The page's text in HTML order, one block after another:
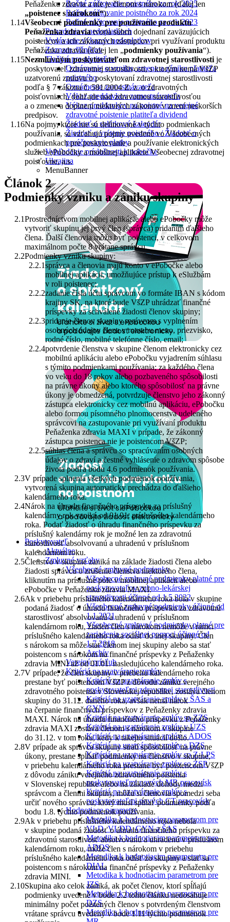
Ročné zúčtovanie poistného za rok 2025
Ročné zúčtovanie poistného za rok 2024
Ročné zúčtovanie poistného za rok 2023
Potvrdenia o nedoplatkoch
Vydávanie výkazov nedoplatkov
Zoznam dlžníkov
Tlačivá pre platiteľov
Oznámenie o vzniku, zmene a zániku platiteľa
poistného
Oznámenie zamestnávateľa
Výkaz preddavkov zamestnávateľa
Výkaz preddavkov na poistné na verejné
zdravotné poistenie platiteľa dividend
Žiadosť o splátkový kalendár
Žiadosť o vrátenie poistného / Žiadosť o
preúčtovanie platby
Vyhľadanie príslušnosti k pobočke
Ukrajina
MenuBanner
Poskytovateľ
Aktuálne
Zmluvné vzťahy
Všeobecné zmluvné podmienky
Všeobecné zmluvné podmienky platné pre
poskytovateľov zubno-lekárskej
starostlivosti účinné od 1.5.2022
Všeobecné zmluvné podmienky účinné od
1.1.2021
Všeobecné zmluvné podmienky platné pre
zariadenia sociálnej pomoci účinné od
1.7.2018
Archív
Verejný prísľub
Kritériá na uzatváranie zmlúv
Kritériá na uzatváranie zmlúv s
poskytovateľmi zdravotnej starostlivosti
Kritériá na uzatváranie zmlúv v ŠAS a
GYN
Kritériá na uzatváranie zmlúv so ZZS
Kritériá na uzatváranie zmlúv v ÚZS
Kritériá na uzatváranie zmlúv s ADOS
Kritériá na uzatváranie zmlúv s DZS
Kritériá na uzatváranie zmlúv so Z-LPS
Kritériá na uzatváranie zmlúv so ZSP
Kritériá na uzatváranie zmlúv s
poskytovateľmi nových MR pracovísk
Kritériá na uzatváranie zmlúv s
poskytovateľmi nových CT pracovísk
Hodnotiace parametre
Metodika k hodnotiacim parametrom pre
VLD, VLDD, GYN a ŠAS
Metodika k hodnotiacim parametrom pre
ADOS
Metodika k hodnotiacim parametrom pre
DIAL
Metodika k hodnotiacim parametrom pre
JZS
Metodika k hodnotiacim parametrom pre
DZS
Metodika k hodnotiacim parametrom pre
Peňaženku zdravia a nie je členom s nárokom (ďalej len
„poistenec s nárokom“).
Všeobecné podmienky pre používanie produktu
Peňaženka zdraviatvoria súhrn dojednaní zaväzujúcich
poistencov a ich zákonných zástupcov pri využívaní produktu
Peňaženka zdravia (ďalej len „podmienky používania“).
Nezmluvným poskytovateľom zdravotnej starostlivosti je
poskytovateľ zdravotnej starostlivosti, s ktorým nemá VšZP
uzatvorenú zmluvu o poskytovaní zdravotnej starostlivosti
podľa § 7 zákona č. 581/2004 Z. z. o zdravotných
poisťovniach, dohľade nad zdravotnou starostlivosťou
a o zmene a doplnení niektorých zákonov v znení neskorších
predpisov.
Na pojmy, ktoré nie sú definované v týchto podmienkach
používania, sa vzťahujú pojmy uvedené vo Všeobecných
podmienkach pre poskytovanie a používanie elektronických
služieb ePobočky a mobilnej aplikácie Všeobecnej zdravotnej
poisťovne, a.s.
Článok 2
Podmienky vzniku a zániku skupiny
Prostredníctvom mobilnej aplikácie alebo ePobočky môže
vytvoriť skupinu jej prvý člen (správca) pridaním ďalšieho
člena. Ďalší členovia môžu byť poistenci, v celkovom
maximálnom počte 8 vrátane správcu.
Podmienky vzniku skupiny:
správca a členovia majú konto v ePobočke alebo
mobilnej aplikácii, umožňujúce prístup k eSlužbám
v roli poistenec;
zadanie čísla účtu správcom vo formáte IBAN s kódom
krajiny SK, na ktoré bude VšZP uhrádzať finančné
príspevky za schválené žiadosti členov skupiny;
pridanie členov skupiny správcom s vyplnením
osobných údajov člena v rozsahu meno, priezvisko,
rodné číslo, mobilné telefónne číslo, email;
potvrdenie členstva v skupine členom elektronicky cez
mobilnú aplikáciu alebo ePobočku vyjadrením súhlasu
s týmito podmienkami používania; za každého člena
vo veku do 18 rokov alebo pozbaveného spôsobilosti
na právne úkony alebo ktorého spôsobilosť na právne
úkony je obmedzená, potvrdzuje členstvo jeho zákonný
zástupca elektronicky cez mobilnú aplikáciu, ePobočku
alebo formou písomného plnomocenstva udeleného
správcovi na zastupovanie pri využívaní produktu
Peňaženka zdravia MAXI v prípade, že zákonný
zástupca poistenca nie je poistencom VšZP;
súhlas člena a správcu so spracúvaním osobných
údajov o zdraví a čestné vyhlásenie o zdravom spôsobe
života podľa bodu 4.6 podmienok používania.
V prípade splnenia všetkých podmienok používania,
vytvorená skupina automaticky prechádza do ďalšieho
kalendárneho roka.
Nárok na úhradu finančného príspevku za príslušný
kalendárny rok vzniká od 01.01. príslušného kalendárneho
roka. Podať žiadosť o úhradu finančného príspevku za
príslušný kalendárny rok je možné len za zdravotnú
starostlivosť absolvovanú a uhradenú v príslušnom
kalendárnom roku.
Členstvo v skupine zaniká na základe žiadosti člena alebo
žiadosti správcu o zrušenie členstva niektorého člena,
kliknutím na príslušné pole v mobilnej aplikácii alebo
ePobočke v Peňaženka zdravia MAXI.
Ak v priebehu príslušného kalendárneho roka bola v skupine
podaná žiadosť o úhradu finančného príspevku za zdravotnú
starostlivosť absolvovanú a uhradenú v príslušnom
kalendárnom roku, žiaden člen s nárokom nemôže v rámci
príslušného kalendárneho roka odísť do inej skupiny. Člen
s nárokom sa môže stať členom inej skupiny alebo sa stať
poistencom s nárokom na finančné príspevky z Peňaženky
zdravia MINI až od 01.01. nasledujúceho kalendárneho roka.
V prípade, že člen skupiny v priebehu kalendárneho roka
prestane byť poistencom VšZP z dôvodu zániku verejného
zdravotného poistenia v Slovenskej republike, zostáva členom
skupiny do 31.12. daného roka, avšak nemá nárok
na čerpanie finančných príspevkov z Peňaženky zdravia
MAXI. Nárok na úhradu finančného príspevku z Peňaženky
zdravia MAXI zostáva členom s nárokom v skupine
do 31.12. v tom roku, kedy k takejto situácií došlo.
V prípade ak správca skupiny stratí spôsobilosť na právne
úkony, prestane spĺňať podmienky na členstvo v skupine,
v priebehu kalendárneho roka prestane byť poistencom VšZP
z dôvodu zániku verejného zdravotného poistenia
v Slovenskej republike alebo na základe dohody medzi
správcom a členmi skupiny, môžu si členovia spomedzi seba
určiť nového správcu, ktorý musí spĺňať podmienky podľa
bodu 1.8. týchto podmienok používania.
Ak v priebehu príslušného kalendárneho roka nebola
v skupine podaná žiadosť o úhradu finančného príspevku za
zdravotnú starostlivosť absolvovanú a uhradenú v príslušnom
kalendárnom roku, môže člen s nárokom v priebehu
príslušného kalendárneho roka odísť zo skupiny a stať sa
poistencom s nárokom na finančné príspevky z Peňaženky
zdravia MINI.
Skupina ako celok zaniká, ak počet členov, ktorí spĺňajú
podmienky uvedené v bode 2.2 tohto článku nedosahuje
minimálny počet poistených členov s potvrdeným členstvom
vrátane správcu uvedený v bode 1.11 týchto podmienok